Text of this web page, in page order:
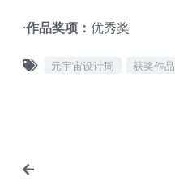
·作品奖项： 优秀奖
元宇宙设计周 获奖作品